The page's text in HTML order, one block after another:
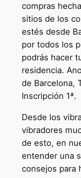
compras
sitios de los
estés desde
por todos los
podrás hacer
residencia.
de Barcelona,
Inscripción 1ª.
Desde los
vibradores
de esto, en
entender una
consejos para